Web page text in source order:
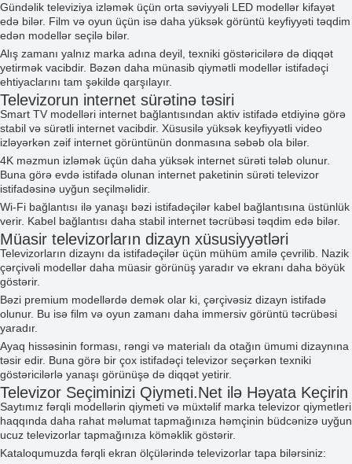
Gündəlik televiziya izləmək üçün orta səviyyəli LED modellər kifayət
edə bilər. Film və oyun üçün isə daha yüksək görüntü keyfiyyəti təqdim
edən modellər seçilə bilər.
Alış zamanı yalnız marka adına deyil, texniki göstəricilərə də diqqət
yetirmək vacibdir. Bəzən daha münasib qiymətli modellər istifadəçi
ehtiyaclarını tam şəkildə qarşılayır.
Televizorun internet sürətinə təsiri
Smart TV modelləri internet bağlantısından aktiv istifadə etdiyinə görə
stabil və sürətli internet vacibdir. Xüsusilə yüksək keyfiyyətli video
izləyərkən zəif internet görüntünün donmasına səbəb ola bilər.
4K məzmun izləmək üçün daha yüksək internet sürəti tələb olunur.
Buna görə evdə istifadə olunan internet paketinin sürəti televizor
istifadəsinə uyğun seçilməlidir.
Wi-Fi bağlantısı ilə yanaşı bəzi istifadəçilər kabel bağlantısına üstünlük
verir. Kabel bağlantısı daha stabil internet təcrübəsi təqdim edə bilər.
Müasir televizorların dizayn xüsusiyyətləri
Televizorların dizaynı da istifadəçilər üçün mühüm amilə çevrilib. Nazik
çərçivəli modellər daha müasir görünüş yaradır və ekranı daha böyük
göstərir.
Bəzi premium modellərdə demək olar ki, çərçivəsiz dizayn istifadə
olunur. Bu isə film və oyun zamanı daha immersiv görüntü təcrübəsi
yaradır.
Ayaq hissəsinin forması, rəngi və materialı da otağın ümumi dizaynına
təsir edir. Buna görə bir çox istifadəçi televizor seçərkən texniki
göstəricilərlə yanaşı görünüşə də diqqət yetirir.
Televizor Seçiminizi Qiymeti.Net ilə Həyata Keçirin
Saytımız fərqli modellərin qiymeti və müxtəlif marka televizor qiymetleri
haqqında daha rahat məlumat tapmağınıza həmçinin büdcənizə uyğun
ucuz televizorlar tapmağınıza köməklik göstərir.
Kataloqumuzda fərqli ekran ölçülərində televizorlar tapa bilərsiniz: